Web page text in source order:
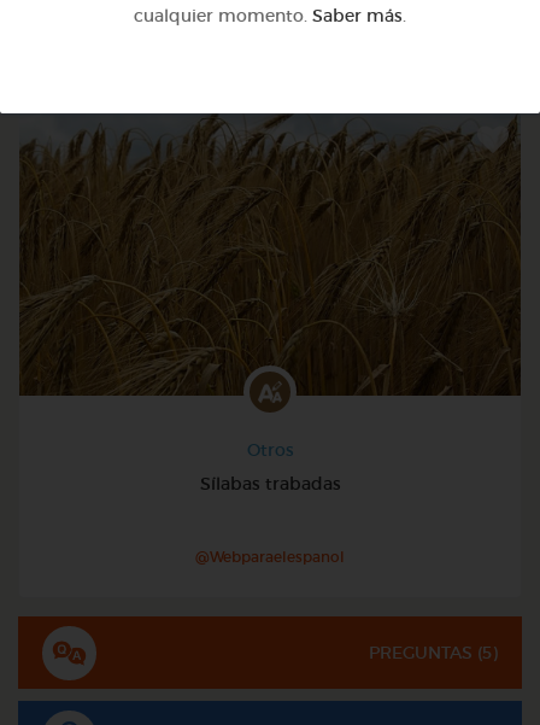
Otros
Sílabas trabadas
@Webparaelespanol
PREGUNTAS (5)
cualquier momento. Saber más.